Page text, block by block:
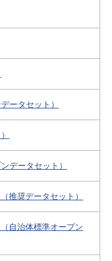
ータセット）
データセット）
推奨データセット）
自治体標準オープン